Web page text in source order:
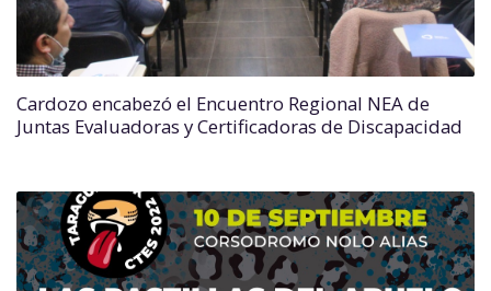
Cardozo encabezó el Encuentro Regional NEA de
Juntas Evaluadoras y Certificadoras de Discapacidad